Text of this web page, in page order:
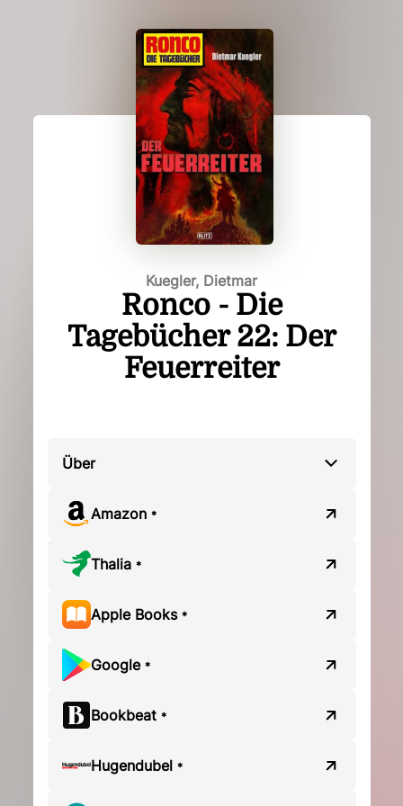
Kuegler, Dietmar
Ronco - Die
Tagebücher 22: Der
Feuerreiter
Über
Amazon *
Thalia *
Apple Books *
Google *
Bookbeat *
Hugendubel *